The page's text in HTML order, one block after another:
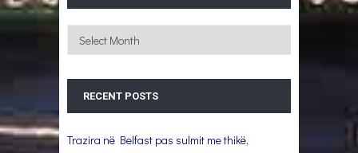
Archives
RECENT POSTS
Trazira në Belfast pas sulmit me thikë,